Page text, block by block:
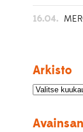
16.04.
Arkisto